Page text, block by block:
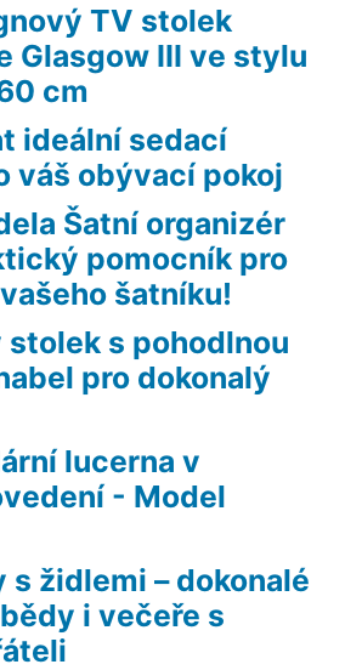
TV stolek
Glasgow III ve stylu
cm
ideální sedací
váš obývací pokoj
Šatní organizér
pomocník pro
šatníku!
s pohodlnou
pro dokonalý
lucerna v
- Model
židlemi – dokonalé
i večeře s